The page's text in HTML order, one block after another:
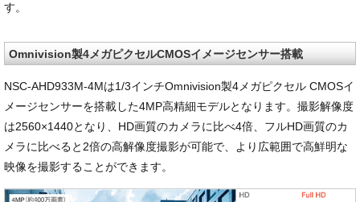
す。
Omnivision製4メガピクセルCMOSイメージセンサー搭載
NSC-AHD933M-4Mは1/3インチOmnivision製4メガピクセル CMOSイ
メージセンサーを搭載した4MP高精細モデルとなります。撮影解像度
は2560×1440となり、HD画質のカメラに比べ4倍、フルHD画質のカ
メラに比べると2倍の高解像度撮影が可能で、より広範囲で高鮮明な
映像を撮影することができます。